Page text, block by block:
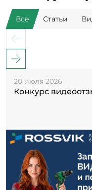
Все Статьи
20 июля 2026
Конкурс